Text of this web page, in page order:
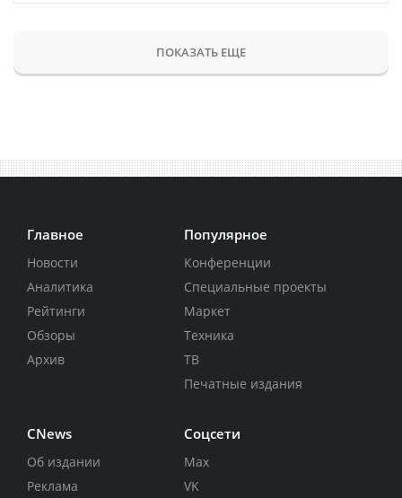
ПОКАЗАТЬ ЕЩЕ
Главное
Новости
Аналитика
Рейтинги
Обзоры
Архив
Популярное
Конференции
Специальные проекты
Маркет
Техника
ТВ
Печатные издания
CNews
Об издании
Реклама
Соцсети
Max
VK